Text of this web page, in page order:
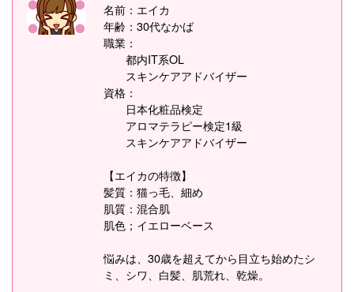
名前：エイカ
年齢：30代なかば
職業：
都内IT系OL
スキンケアアドバイザー
資格：
日本化粧品検定
アロマテラピー検定1級
スキンケアアドバイザー
【エイカの特徴】
髪質：猫っ毛、細め
肌質：混合肌
肌色；イエローベース
悩みは、30歳を超えてから目立ち始めたシ
ミ、シワ、白髪、肌荒れ、乾燥。